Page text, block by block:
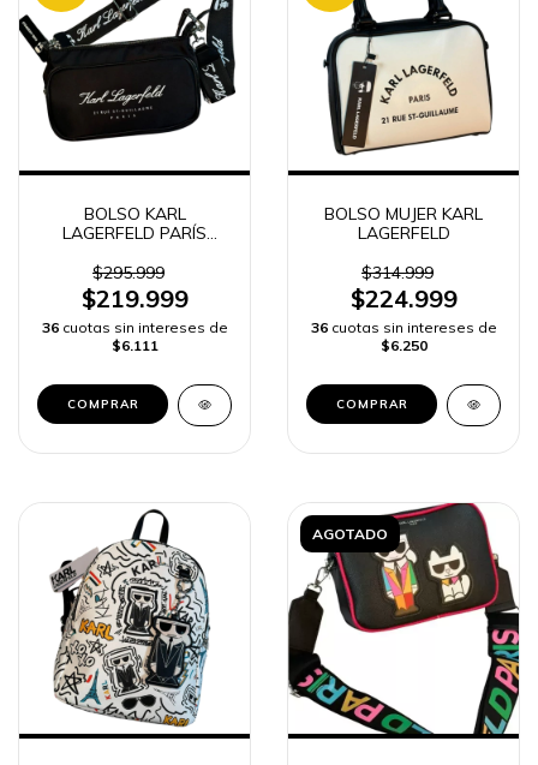
BOLSO KARL
LAGERFELD PARÍS
$295.999
$219.999
36 cuotas sin intereses de
$6.111
COMPRAR
BOLSO MUJER KARL
LAGERFELD
$314.999
$224.999
36 cuotas sin intereses de
$6.250
COMPRAR
AGOTADO